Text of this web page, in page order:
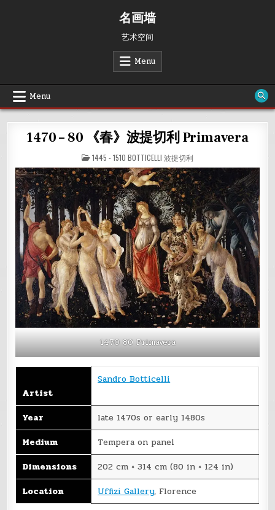
名画墙
艺术空间
Menu
Menu
1470 – 80 《春》波提切利 Primavera
POSTED
IN
1445 - 1510 BOTTICELLI 波提切利
1470 80 Primavera
Artist
Sandro Botticelli
Year
late 1470s or early 1480s
Medium
Tempera on panel
Dimensions
202 cm × 314 cm (80 in × 124 in)
Location
Uffizi Gallery, Florence